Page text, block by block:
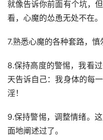
就像告诉你前面有个坑，
看，心魔的怂恿无处不在。
7.熟悉心魔的各种套路，慎
8.保持高度的警惕，我看
天告诉自己：我身体的每
淫！
9.保持警惕，调整情绪。
面地阐述过了。